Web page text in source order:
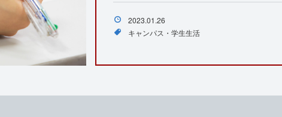
2023.01.26
キャンパス・学生生活